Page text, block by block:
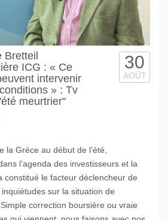
Bretteil
ICG : « Ce
intervenir
» : Tv
meurtrier"
30
AOÛT
la Grèce au début de l’été,
l’agenda des investisseurs et la
constitué le facteur déclencheur de
sur la situation de
correction boursière ou vraie